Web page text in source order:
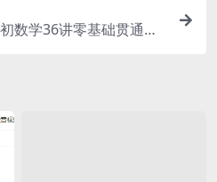
数学36讲零基础贯通班